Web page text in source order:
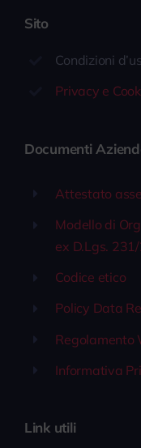
Sito
Condizioni
Privacy e
Documenti
Attestato
Modello di
ex D.Lgs.
Codice etico
Policy Data
Regolamento
Informativa
Link utili